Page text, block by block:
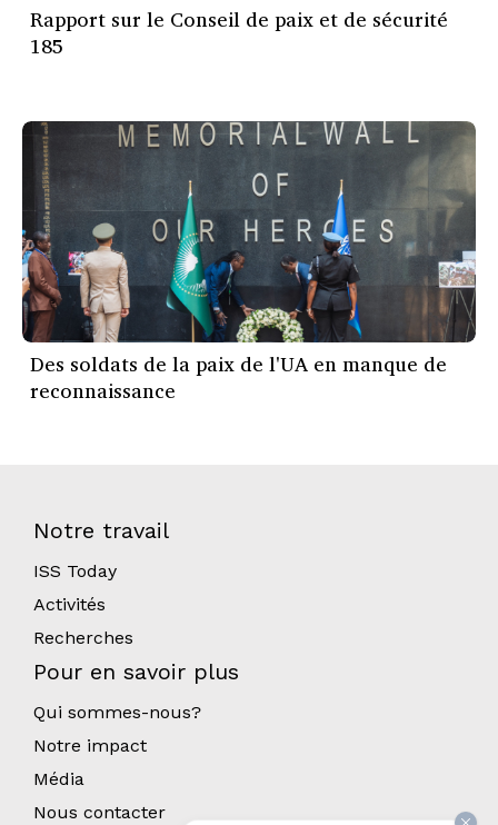
Rapport sur le Conseil de paix et de sécurité
185
Des soldats de la paix de l'UA en manque de
reconnaissance
Notre travail
ISS Today
Activités
Recherches
Pour en savoir plus
Qui sommes-nous?
Notre impact
Média
Nous contacter